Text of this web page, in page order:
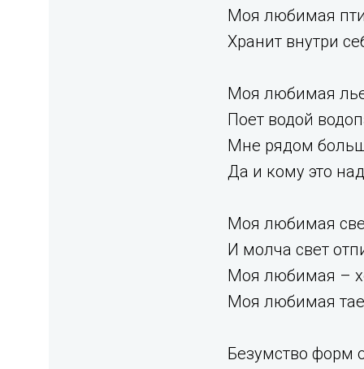
Моя любимая
Хранит внутри
Моя любимая
Поет водой
Мне рядом
Да и кому это
Моя любимая
И молча свет
Моя любимая –
Моя любимая
Безумство форм